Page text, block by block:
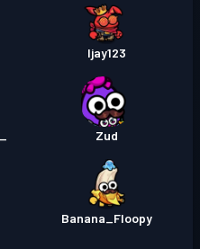
Ijay123
Zud
Banana_Floopy